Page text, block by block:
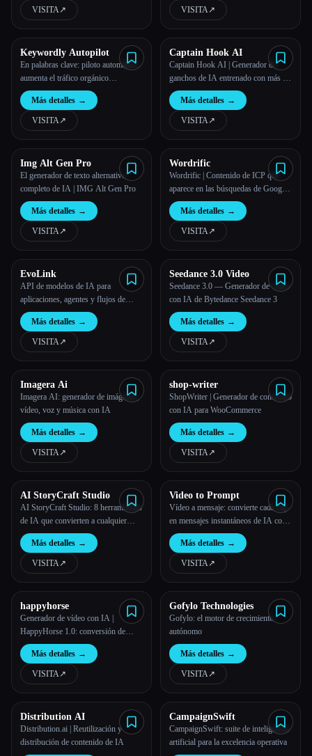
VISITA↗︎ VISITA↗︎
Keywordly Autopilot
En palabras clave: piloto automático:
aumenta el tráfico orgánico
automáticamente
Más detalles →
VISITA↗︎
Captain Hook AI
Captain Hook AI | Generador de
ganchos de IA entrenado con más de
1000 ganchos virales
Más detalles →
VISITA↗︎
Img Alt Gen Pro
El generador de texto alternativo
completo de IA | IMG Alt Gen Pro
Más detalles →
VISITA↗︎
Wordrific
Wordrific | Contenido de ICP que
aparece en las búsquedas de Google
e IA
Más detalles →
VISITA↗︎
EvoLink
API de modelos de IA para
aplicaciones, agentes y flujos de
trabajo de producción | EvoLink
Más detalles →
VISITA↗︎
Seedance 3.0 Video
Seedance 3.0 — Generador de vídeo
con IA de Bytedance Seedance 3
Más detalles →
VISITA↗︎
Imagera Ai
Imagera AI: generador de imágenes,
vídeo, voz y música con IA
Más detalles →
VISITA↗︎
shop-writer
ShopWriter | Generador de contenido
con IA para WooCommerce
Más detalles →
VISITA↗︎
AI StoryCraft Studio
AI StoryCraft Studio: 8 herramientas
de IA que convierten a cualquier
público en ingresos. 500 seguidores
son suficientes.
Más detalles →
VISITA↗︎
Video to Prompt
Vídeo a mensaje: convierte cada clip
en mensajes instantáneos de IA con
facilidad.
Más detalles →
VISITA↗︎
happyhorse
Generador de vídeo con IA |
HappyHorse 1.0: conversión de
texto e imagen a vídeo
Más detalles →
VISITA↗︎
Gofylo Technologies
Gofylo: el motor de crecimiento
autónomo
Más detalles →
VISITA↗︎
Distribution AI
Distribution.ai | Reutilización y
distribución de contenido de IA
CampaignSwift
CampaignSwift: suite de inteligencia
artificial para la excelencia operativa